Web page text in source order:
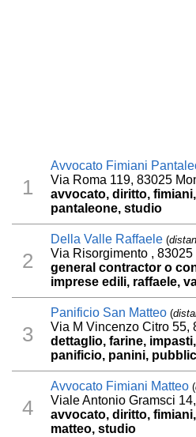
1
Avvocato Fimiani
Via Roma 119, 83025
avvocato, diritto,
pantaleone, studio
2
Della Valle Raffaele (
Via Risorgimento , 83025
general contractor o
imprese edili, raffaele,
3
Panificio San Matteo (
Via M Vincenzo Citro 55,
dettaglio, farine,
panificio, panini,
4
Avvocato Fimiani Matteo (
Viale Antonio Gramsci
avvocato, diritto,
matteo, studio